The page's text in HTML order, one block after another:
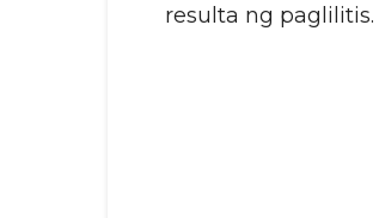
resulta ng paglilitis.